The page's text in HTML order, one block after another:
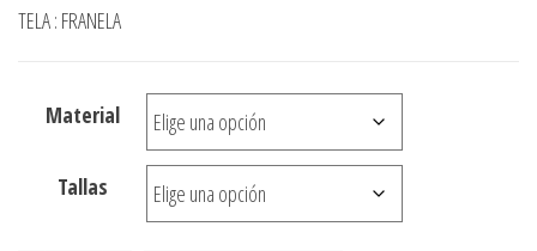
desde
$3.290
hasta
$7.900
TELA : FRANELA
Material
Tallas